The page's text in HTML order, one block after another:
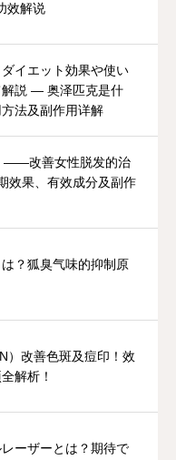
效解说
イエット効果や使い
説 — 奥泽匹克是什
法及副作用详解
——改善女性脱发的治
效果、有效成分及副作
？狐臭气味的抑制原
）改善色斑及痘印！效
解析！
ーザーとは？期待で